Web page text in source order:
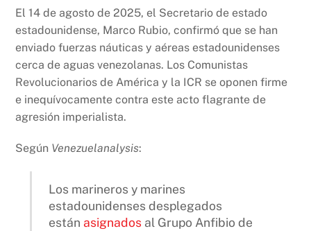
El 14 de agosto de 2025, el Secretario de estado
estadounidense, Marco Rubio, confirmó que se han
enviado fuerzas náuticas y aéreas estadounidenses
cerca de aguas venezolanas. Los Comunistas
Revolucionarios de América y la ICR se oponen firme
e inequívocamente contra este acto flagrante de
agresión imperialista.
Según Venezuelanalysis:
Los marineros y marines
estadounidenses desplegados
están asignados al Grupo Anfibio de